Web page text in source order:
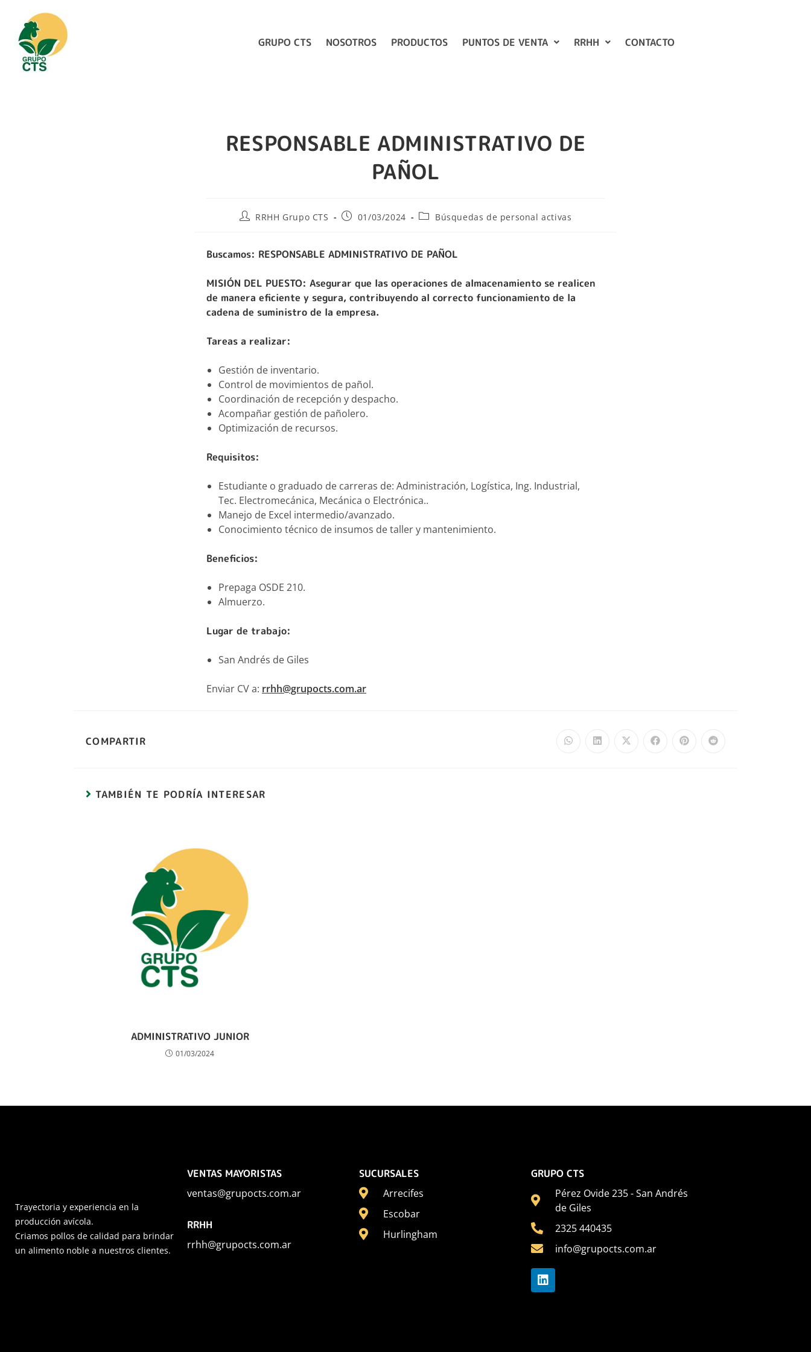
GRUPO CTS NOSOTROS PRODUCTOS PUNTOS DE VENTA RRHH CONTACTO
RESPONSABLE ADMINISTRATIVO DE
PAÑOL
RRHH Grupo CTS 01/03/2024 Búsquedas de personal activas
Buscamos: RESPONSABLE ADMINISTRATIVO DE PAÑOL
MISIÓN DEL PUESTO: Asegurar que las operaciones de almacenamiento se realicen
de manera eficiente y segura, contribuyendo al correcto funcionamiento de la
cadena de suministro de la empresa.
Tareas a realizar:
Gestión de inventario.
Control de movimientos de pañol.
Coordinación de recepción y despacho.
Acompañar gestión de pañolero.
Optimización de recursos.
Requisitos:
Estudiante o graduado de carreras de: Administración, Logística, Ing. Industrial,
Tec. Electromecánica, Mecánica o Electrónica..
Manejo de Excel intermedio/avanzado.
Conocimiento técnico de insumos de taller y mantenimiento.
Beneficios:
Prepaga OSDE 210.
Almuerzo.
Lugar de trabajo:
San Andrés de Giles
Enviar CV a: rrhh@grupocts.com.ar
COMPARTIR
TAMBIÉN TE PODRÍA INTERESAR
ADMINISTRATIVO JUNIOR
01/03/2024
Trayectoria y experiencia en la
producción avícola.
Criamos pollos de calidad para brindar
un alimento noble a nuestros clientes.
VENTAS MAYORISTAS
ventas@grupocts.com.ar
RRHH
rrhh@grupocts.com.ar
SUCURSALES
Arrecifes
Escobar
Hurlingham
GRUPO CTS
Pérez Ovide 235 - San Andrés
de Giles
2325 440435
info@grupocts.com.ar